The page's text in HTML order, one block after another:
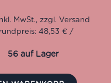
und natürliche
verwendet. Sie werden
handwerklichen Tradition
der Cremes, die von
48,53 € /
56 auf Lager